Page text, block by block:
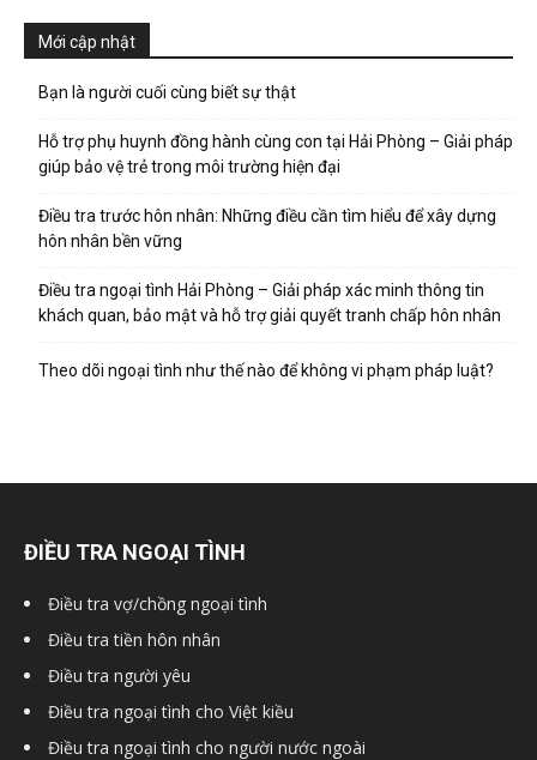
Mới cập nhật
Bạn là người cuối cùng biết sự thật
Hỗ trợ phụ huynh đồng hành cùng con tại Hải Phòng – Giải pháp
giúp bảo vệ trẻ trong môi trường hiện đại
Điều tra trước hôn nhân: Những điều cần tìm hiểu để xây dựng
hôn nhân bền vững
Điều tra ngoại tình Hải Phòng – Giải pháp xác minh thông tin
khách quan, bảo mật và hỗ trợ giải quyết tranh chấp hôn nhân
Theo dõi ngoại tình như thế nào để không vi phạm pháp luật?
ĐIỀU TRA NGOẠI TÌNH
Điều tra vợ/chồng ngoại tình
Điều tra tiền hôn nhân
Điều tra người yêu
Điều tra ngoại tình cho Việt kiều
Điều tra ngoại tình cho người nước ngoài